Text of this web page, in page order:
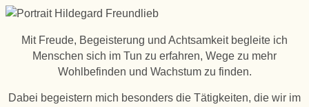
Mit Freude, Begeisterung und Achtsamkeit begleite ich
Menschen sich im Tun zu erfahren, Wege zu mehr
Wohlbefinden und Wachstum zu finden.
Dabei begeistern mich besonders die Tätigkeiten, die wir im